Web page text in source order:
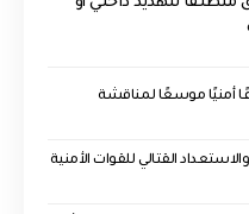
أمنيًا موسعًا لمناقشة
القتالي للقوات الأمنية